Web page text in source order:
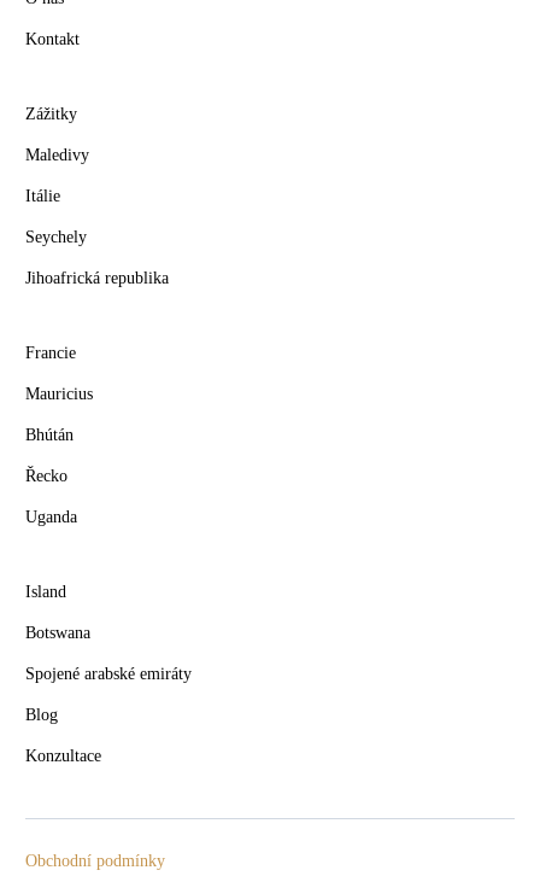
Kontakt
Zážitky
Maledivy
Itálie
Seychely
Jihoafrická republika
Francie
Mauricius
Bhútán
Řecko
Uganda
Island
Botswana
Spojené arabské emiráty
Blog
Konzultace
Obchodní podmínky